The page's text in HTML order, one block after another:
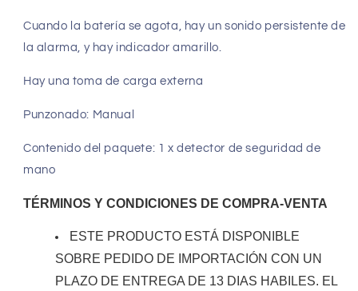
Cuando la batería se agota, hay un sonido persistente de
la alarma, y hay indicador amarillo.
Hay una toma de carga externa
Punzonado: Manual
Contenido del paquete: 1 x detector de seguridad de
mano
TÉRMINOS Y CONDICIONES DE COMPRA-VENTA
ESTE PRODUCTO ESTÁ DISPONIBLE
SOBRE PEDIDO DE IMPORTACIÓN CON UN
PLAZO DE ENTREGA DE 13 DIAS HABILES. EL